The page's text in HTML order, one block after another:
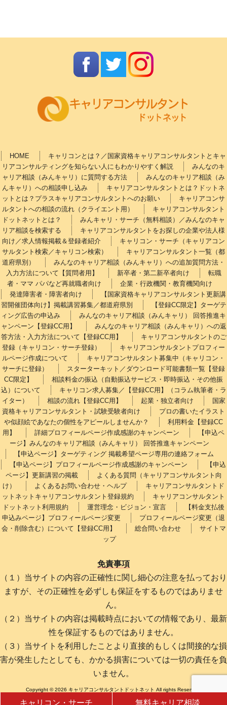
キャリコン・サーチ 無料キャリア相談
HOME
キャリコンとは？／国家資格キャリアコンサルタントとキャ
リアコンサルティングを知らない人にもわかりやすく解説
みんなのキ
ャリア相談（みんキャリ）に質問する方法
みんなのキャリア相談（み
んキャリ）への相談申し込み
キャリアコンサルタントとは？ドットネ
ットとは？プラスキャリアコンサルタントへのお願い
キャリアコンサ
ルタントへの相談の流れ（クライエント用）
キャリアコンサルタント
ドットネットとは？
みんキャリ・サーチ（無料相談）／みんなのキャ
リア相談を検索する
キャリアコンサルタントをお探しの企業や法人様
向け／求人情報掲載＆登録者紹介
キャリコン・サーチ（キャリアコン
サルタント検索／キャリコン検索）
キャリアコンサルタント一覧（都
道府県別）
みんなのキャリア相談（みんキャリ）への追加質問方法・
入力方法について【質問者用】
新卒者・第二新卒者向け
転職
者・ママ パパなど再就職者向け
企業・行政機関・教育機関向け
発達障害者・障害者向け
【国家資格キャリアコンサルタント更新講
習開催団体向け】掲載講習募集／都道府県別
【登録CC限定】ターゲテ
ィング広告の申込み
みんなのキャリア相談（みんキャリ） 回答推進キ
ャンペーン【登録CC用】
みんなのキャリア相談（みんキャリ）への返
答方法・入力方法について【登録CC用】
キャリアコンサルタントのご
登録（キャリコン・サーチ登録）
キャリアコンサルタントプロフィー
ルページ作成について
キャリアコンサルタント募集中（キャリコン・
サーチに登録）
スターターキット／ダウンロード可能書類一覧【登録
CC限定】
相談料金の振込（自動振込サービス・即時振込・その他振
込）について
キャリコン求人募集／【登録CC用】（コラム執筆者・ラ
イター）
相談の流れ【登録CC用】 起業・独立者向け
国家
資格キャリアコンサルタント・試験受験者向け
プロの書いたイラスト
や似顔絵であなたの個性をアピールしませんか？
利用料金【登録CC
用】
詳細プロフィールページ作成感謝のキャンペーン
【申込ペ
ージ】みんなのキャリア相談（みんキャリ） 回答推進キャンペーン
【申込ページ】ターゲティング 掲載希望ページ専用の連絡フォーム
【申込ページ】プロフィールページ作成感謝のキャンペーン
【申込
ページ】更新講習の掲載
よくある質問（キャリアコンサルタント向
け）
よくあるお問い合わせ・ヘルプ
キャリアコンサルタントド
ットネットキャリアコンサルタント登録規約
キャリアコンサルタント
ドットネット利用規約
運営理念・ビジョン・宣言
【料金支払後
申込みページ】プロフィールページ変更
プロフィールページ変更（退
会・削除含む）について【登録CC用】
総合問い合わせ
サイトマ
ップ
免責事項
（１）当サイトの内容の正確性に関し細心の注意を払っており
ますが、その正確性を必ずしも保証をするものではありませ
ん。
（２）当サイトの内容は掲載時点においての情報であり、最新
性を保証するものではありません。
（３）当サイトを利用したことより直接的もしくは間接的な損
害が発生したとしても、かかる損害については一切の責任を負
いません。
Copyright © 2026 キャリアコンサルタントドットネット All rights Reserved.